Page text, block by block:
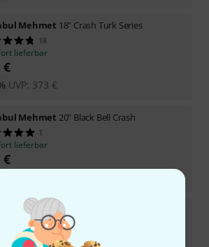
Mehmet 18" Crash Turk Series
18
lieferbar
€
UVP: 373 €
Mehmet 20" Black Bell Crash
1
lieferbar
€
Mehmet16" Crash IMC Natural
lieferbar